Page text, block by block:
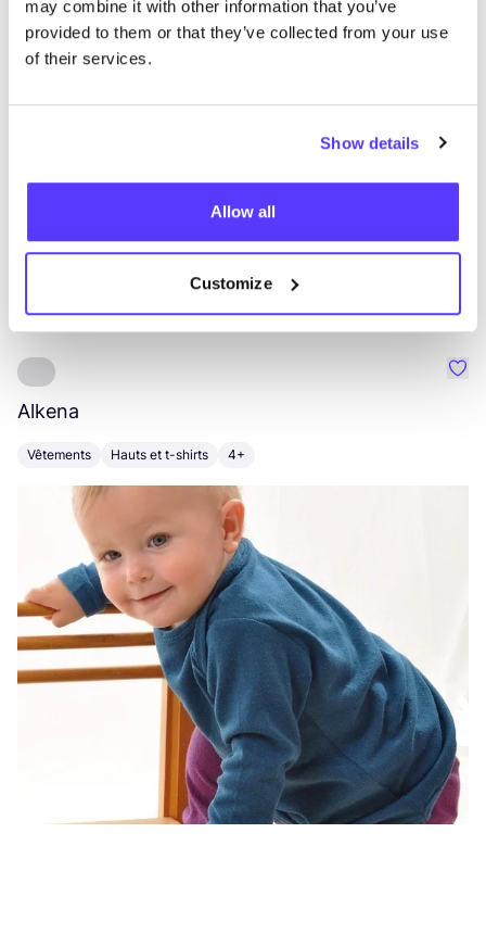
may combine it with other information that you’ve
provided to them or that they’ve collected from your use
of their services.
Show details
Allow all
Customize
Autres marques
Alkena
Vêtements Hauts et t-shirts 4+